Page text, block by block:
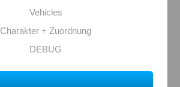
Vehicles
Charakter + Zuordnung
DEBUG